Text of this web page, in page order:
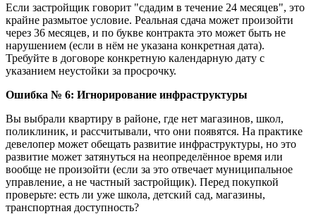
Если застройщик говорит "сдадим в течение 24 месяцев", это
крайне размытое условие. Реальная сдача может произойти
через 36 месяцев, и по букве контракта это может быть не
нарушением (если в нём не указана конкретная дата).
Требуйте в договоре конкретную календарную дату с
указанием неустойки за просрочку.
Ошибка № 6: Игнорирование инфраструктуры
Вы выбрали квартиру в районе, где нет магазинов, школ,
поликлиник, и рассчитывали, что они появятся. На практике
девелопер может обещать развитие инфраструктуры, но это
развитие может затянуться на неопределённое время или
вообще не произойти (если за это отвечает муниципальное
управление, а не частный застройщик). Перед покупкой
проверьте: есть ли уже школа, детский сад, магазины,
транспортная доступность?